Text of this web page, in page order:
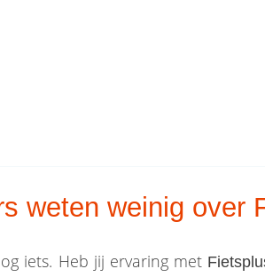
weten weinig over
iets. Heb jij ervaring met